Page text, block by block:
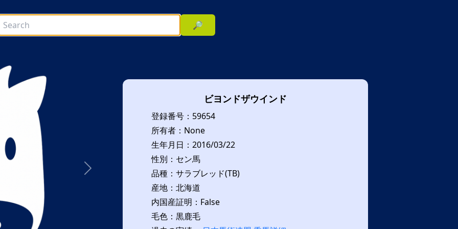
🔎
次へ
ビヨンドザウインド
登録番号：59654
所有者：None
生年月日：2016/03/22
性別：セン馬
品種：サラブレッド(TB)
産地：北海道
内国産証明：False
毛色：黒鹿毛